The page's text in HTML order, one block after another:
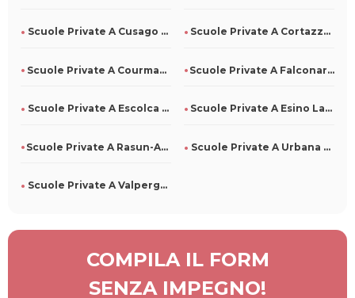
Scuole Private A Cusago Per Tutti Scuole Private A Cortazzone Per Tutti
Scuole Private A Courmayeur Per Tutti Scuole Private A Falconara Albanese Per Tutti
Scuole Private A Escolca Per Tutti Scuole Private A Esino Lario Per Tutti
Scuole Private A Rasun-Anterselva Per Tutti Scuole Private A Urbana Per Tutti
Scuole Private A Valperga Per Tutti
COMPILA IL FORM
SENZA IMPEGNO!